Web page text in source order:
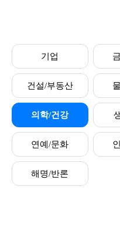
기업
건설/부동산
의학/건강
연예/문화
해명/반론